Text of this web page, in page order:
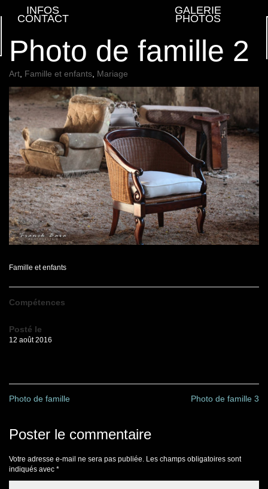
INFOS
CONTACT
GALERIE
PHOTOS
Photo de famille 2
Art Famille et enfants Mariage
Famille et enfants
Compétences
Posté le
12 août 2016
Photo de famille Photo de famille 3
Poster le commentaire
Votre adresse e-mail ne sera pas publiée. Les champs obligatoires sont
indiqués avec *